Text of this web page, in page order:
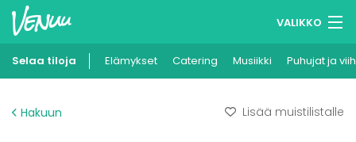
VALIKKO
Muistilistasi
Selaa tiloja Elämykset Catering Musiikki Puhujat ja
Hakuun Lisää muistilistalle